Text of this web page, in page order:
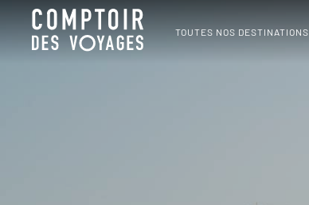
TOUTES NOS DESTINATIONS